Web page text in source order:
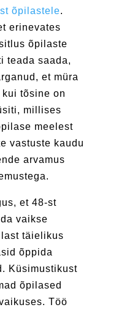
õpilastele.
erinevates
õpilaste
teada saada,
et müra
tõsine on
millises
meelest
vastuste kaudu
arvamus
et 48-st
vaikse
täielikus
õppida
Küsimustikust
õpilased
Töö